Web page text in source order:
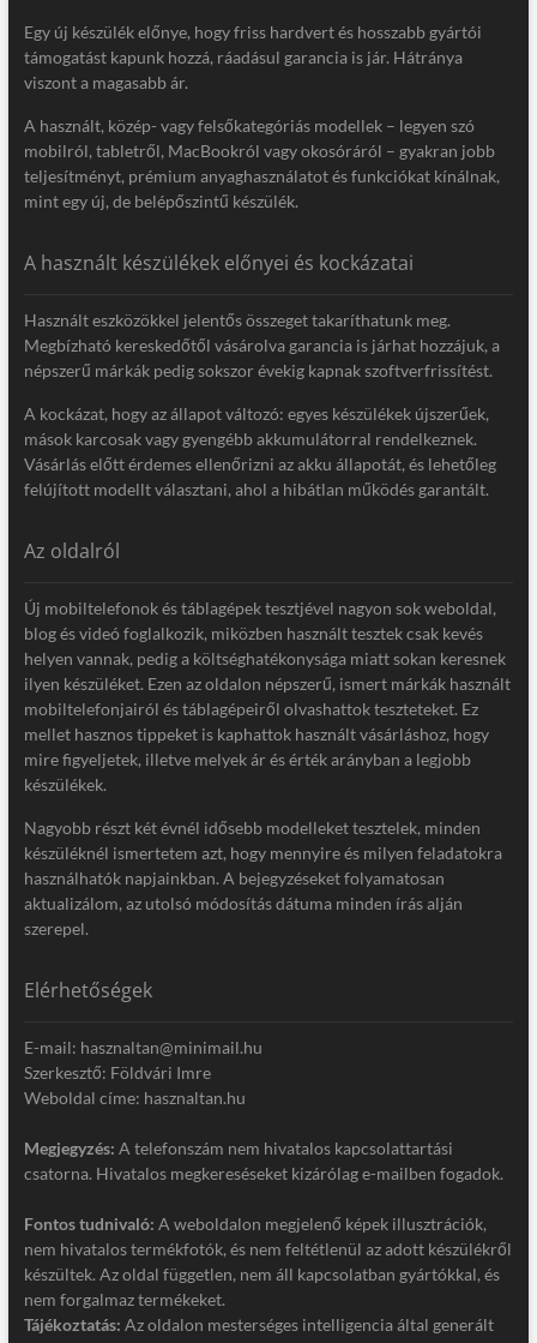
Egy új készülék előnye, hogy friss hardvert és hosszabb gyártói
támogatást kapunk hozzá, ráadásul garancia is jár. Hátránya
viszont a magasabb ár.
A használt, közép- vagy felsőkategóriás modellek – legyen szó
mobilról, tabletről, MacBookról vagy okosóráról – gyakran jobb
teljesítményt, prémium anyaghasználatot és funkciókat kínálnak,
mint egy új, de belépőszintű készülék.
A használt készülékek előnyei és kockázatai
Használt eszközökkel jelentős összeget takaríthatunk meg.
Megbízható kereskedőtől vásárolva garancia is járhat hozzájuk, a
népszerű márkák pedig sokszor évekig kapnak szoftverfrissítést.
A kockázat, hogy az állapot változó: egyes készülékek újszerűek,
mások karcosak vagy gyengébb akkumulátorral rendelkeznek.
Vásárlás előtt érdemes ellenőrizni az akku állapotát, és lehetőleg
felújított modellt választani, ahol a hibátlan működés garantált.
Az oldalról
Új mobiltelefonok és táblagépek tesztjével nagyon sok weboldal,
blog és videó foglalkozik, miközben használt tesztek csak kevés
helyen vannak, pedig a költséghatékonysága miatt sokan keresnek
ilyen készüléket. Ezen az oldalon népszerű, ismert márkák használt
mobiltelefonjairól és táblagépeiről olvashattok teszteteket. Ez
mellet hasznos tippeket is kaphattok használt vásárláshoz, hogy
mire figyeljetek, illetve melyek ár és érték arányban a legjobb
készülékek.
Nagyobb részt két évnél idősebb modelleket tesztelek, minden
készüléknél ismertetem azt, hogy mennyire és milyen feladatokra
használhatók napjainkban. A bejegyzéseket folyamatosan
aktualizálom, az utolsó módosítás dátuma minden írás alján
szerepel.
Elérhetőségek
E-mail: hasznaltan@minimail.hu
Szerkesztő: Földvári Imre
Weboldal címe: hasznaltan.hu
Megjegyzés: A telefonszám nem hivatalos kapcsolattartási
csatorna. Hivatalos megkereséseket kizárólag e-mailben fogadok.
Fontos tudnivaló: A weboldalon megjelenő képek illusztrációk,
nem hivatalos termékfotók, és nem feltétlenül az adott készülékről
készültek. Az oldal független, nem áll kapcsolatban gyártókkal, és
nem forgalmaz termékeket.
Tájékoztatás: Az oldalon mesterséges intelligencia által generált